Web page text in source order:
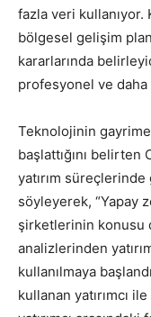
fazla veri kullanıyor.
bölgesel gelişim
kararlarında
profesyonel ve daha
Teknolojinin
başlattığını
yatırım süreçlerinde
söyleyerek, “Yapay
şirketlerinin konusu
analizlerinden
kullanılmaya
kullanan yatırımcı